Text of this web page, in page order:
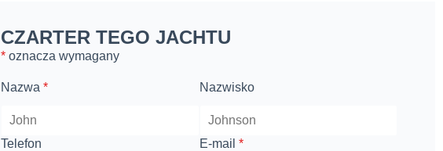
CZARTER TEGO JACHTU
* oznacza wymagany
Nazwa* Nazwisko
Telefon E-mail *